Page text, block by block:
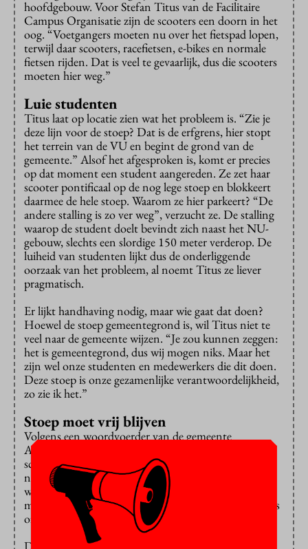
hoofdgebouw. Voor Stefan Titus van de Facilitaire
Campus Organisatie zijn de scooters een doorn in het
oog. “Voetgangers moeten nu over het fietspad lopen,
terwijl daar scooters, racefietsen, e-bikes en normale
fietsen rijden. Dat is veel te gevaarlijk, dus die scooters
moeten hier weg.”
Luie studenten
Titus laat op locatie zien wat het probleem is. “Zie je
deze lijn voor de stoep? Dat is de erfgrens, hier stopt
het terrein van de VU en begint de grond van de
gemeente.” Alsof het afgesproken is, komt er precies
op dat moment een student aangereden. Ze zet haar
scooter pontificaal op de nog lege stoep en blokkeert
daarmee de hele stoep. Waarom ze hier parkeert? “De
andere stalling is zo ver weg”, verzucht ze. De stalling
waarop de student doelt bevindt zich naast het NU-
gebouw, slechts een slordige 150 meter verderop. De
luiheid van studenten lijkt dus de onderliggende
oorzaak van het probleem, al noemt Titus ze liever
pragmatisch.
Er lijkt handhaving nodig, maar wie gaat dat doen?
Hoewel de stoep gemeentegrond is, wil Titus niet te
veel naar de gemeente wijzen. “Je zou kunnen zeggen:
het is gemeentegrond, dus wij mogen niks. Maar het
zijn wel onze studenten en medewerkers die dit doen.
Deze stoep is onze gezamenlijke verantwoordelijkheid,
zo zie ik het.”
Stoep moet vrij blijven
Volgens een woordvoerder van de gemeente
Amsterdam zijn er rond de VU voldoende fiets- en
scooterparkeerplaatsen beschikbaar. ‘Het zou dus niet
nodig moeten zijn de fiets op de stoep te parkeren,
waardoor de doorgang wordt geblokkeerd. De stoep
moet namelijk goed toegankelijk zijn voor voetgangers
of mensen in een rolstoel.’